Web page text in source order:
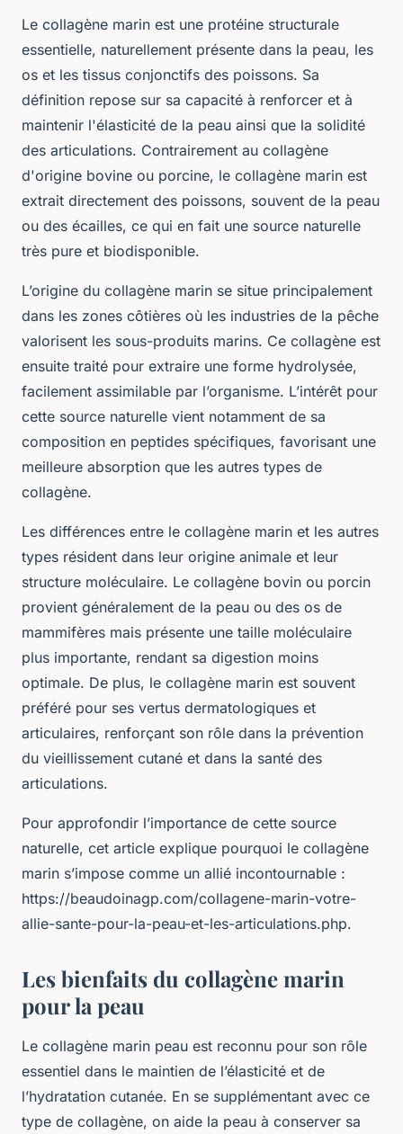
Le collagène marin est une protéine structurale
essentielle, naturellement présente dans la peau, les
os et les tissus conjonctifs des poissons. Sa
définition repose sur sa capacité à renforcer et à
maintenir l'élasticité de la peau ainsi que la solidité
des articulations. Contrairement au collagène
d'origine bovine ou porcine, le collagène marin est
extrait directement des poissons, souvent de la peau
ou des écailles, ce qui en fait une source naturelle
très pure et biodisponible.
L’origine du collagène marin se situe principalement
dans les zones côtières où les industries de la pêche
valorisent les sous-produits marins. Ce collagène est
ensuite traité pour extraire une forme hydrolysée,
facilement assimilable par l’organisme. L’intérêt pour
cette source naturelle vient notamment de sa
composition en peptides spécifiques, favorisant une
meilleure absorption que les autres types de
collagène.
Les différences entre le collagène marin et les autres
types résident dans leur origine animale et leur
structure moléculaire. Le collagène bovin ou porcin
provient généralement de la peau ou des os de
mammifères mais présente une taille moléculaire
plus importante, rendant sa digestion moins
optimale. De plus, le collagène marin est souvent
préféré pour ses vertus dermatologiques et
articulaires, renforçant son rôle dans la prévention
du vieillissement cutané et dans la santé des
articulations.
Pour approfondir l’importance de cette source
naturelle, cet article explique pourquoi le collagène
marin s’impose comme un allié incontournable :
https://beaudoinagp.com/collagene-marin-votre-
allie-sante-pour-la-peau-et-les-articulations.php.
Les bienfaits du collagène marin
pour la peau
Le collagène marin peau est reconnu pour son rôle
essentiel dans le maintien de l’élasticité et de
l’hydratation cutanée. En se supplémentant avec ce
type de collagène, on aide la peau à conserver sa